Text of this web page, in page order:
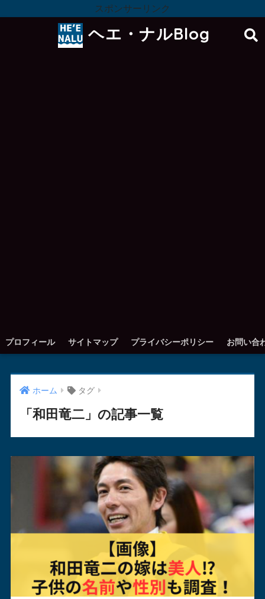
スポンサーリンク
ヘエ・ナルBlog
プロフィール サイトマップ プライバシーポリシー お問い合
ホーム タグ
「和田竜二」の記事一覧